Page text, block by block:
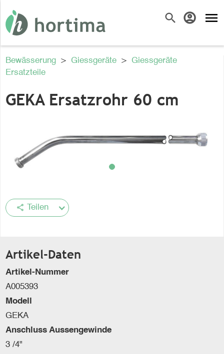
search account_circle menu
Bewässerung > Giessgeräte > Giessgeräte
Ersatzteile
GEKA Ersatzrohr 60 cm
share Teilen
Artikel-Daten
Artikel-Nummer
A005393
Modell
GEKA
Anschluss Aussengewinde
3 /4"